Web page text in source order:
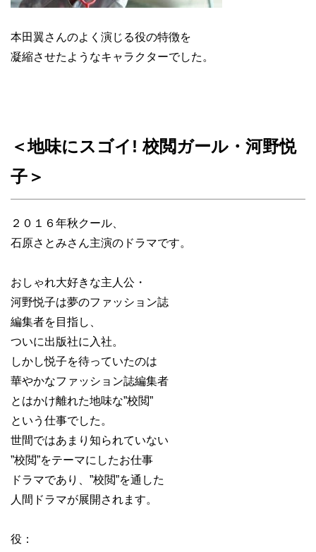
本田翼さんのよく演じる役の特徴を
凝縮させたようなキャラクターでした。
＜地味にスゴイ! 校閲ガール・河野悦
子＞
２０１６年秋クール、
石原さとみさん主演のドラマです。
おしゃれ大好きな主人公・
河野悦子は夢のファッション誌
編集者を目指し、
ついに出版社に入社。
しかし悦子を待っていたのは
華やかなファッション誌編集者
とはかけ離れた地味な”校閲”
という仕事でした。
世間ではあまり知られていない
”校閲”をテーマにしたお仕事
ドラマであり、”校閲”を通した
人間ドラマが展開されます。
役：